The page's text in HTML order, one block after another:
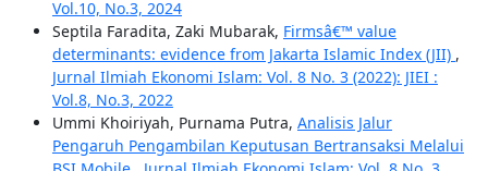
Vol.10, No.3, 2024
Septila Faradita, Zaki Mubarak, Firmsâ€™ value
determinants: evidence from Jakarta Islamic Index (JII) ,
Jurnal Ilmiah Ekonomi Islam: Vol. 8 No. 3 (2022): JIEI :
Vol.8, No.3, 2022
Ummi Khoiriyah, Purnama Putra, Analisis Jalur
Pengaruh Pengambilan Keputusan Bertransaksi Melalui